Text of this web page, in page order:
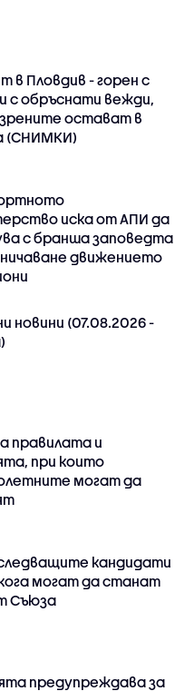
в Пловдив - горен с
с обръснати вежди,
остават в
(СНИМКИ)
иска от АПИ да
с бранша заповедта
движението
новини (07.08.2026 -
правилата и
при които
могат да
кандидати
могат да станат
Съюза
предупреждава за